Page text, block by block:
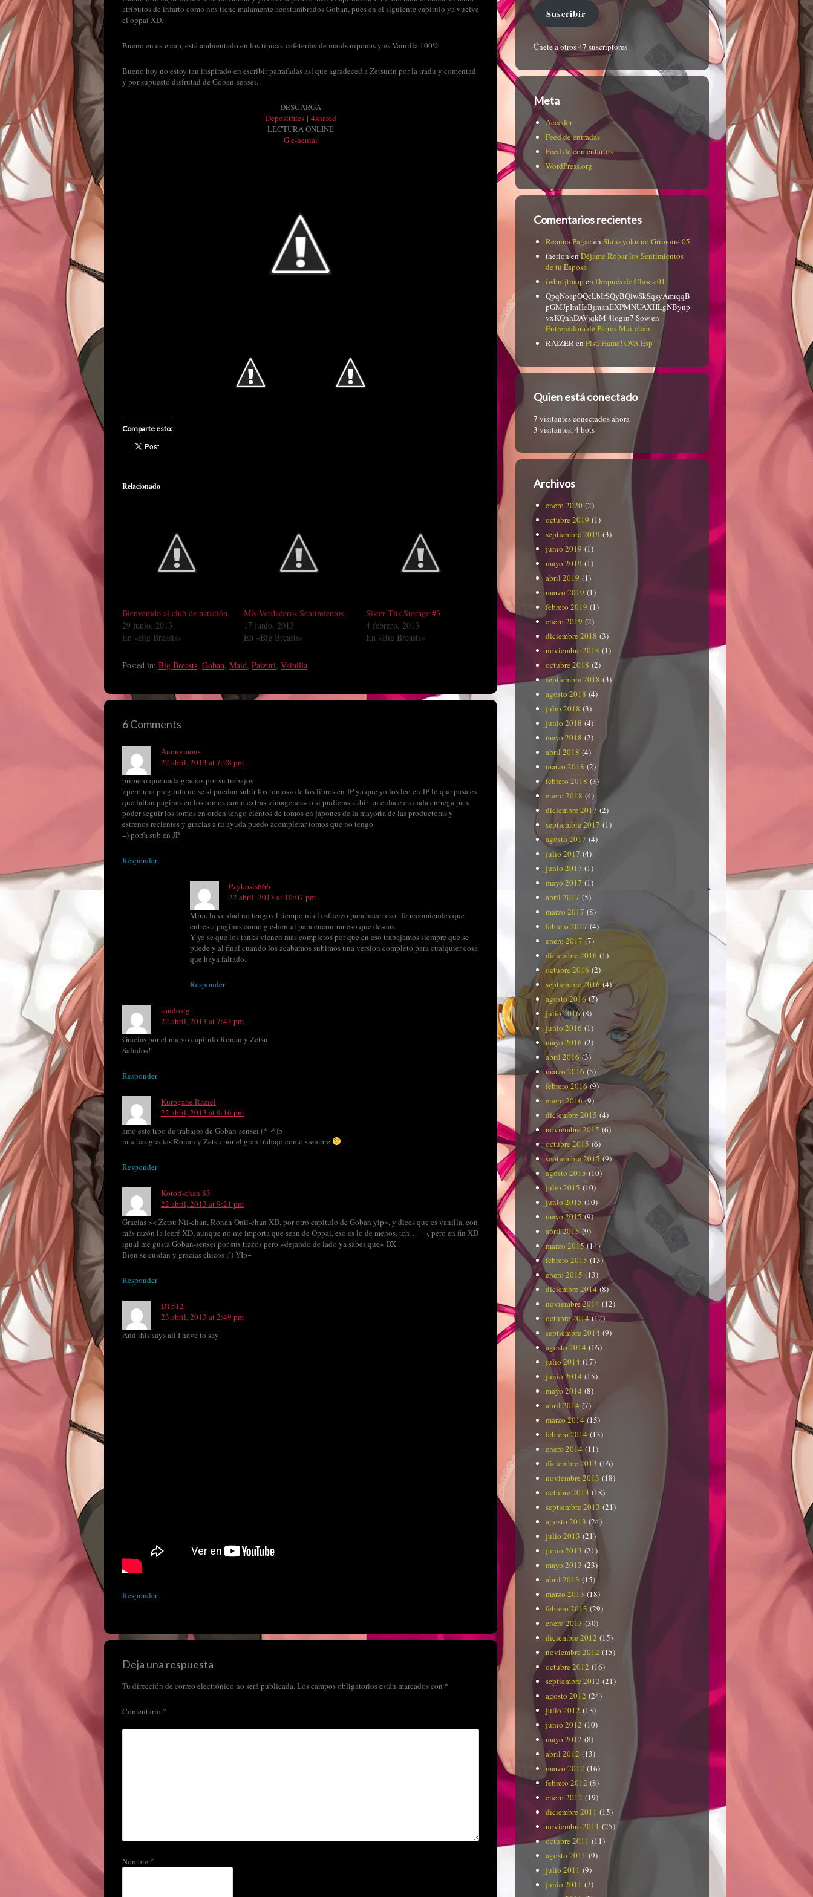
atributos de infarto como nos tiene malamente acostumbrados Goban, pues en el siguiente capítulo ya vuelve
el oppai XD.
Bueno en este cap, está ambientado en los típicas cafeterías de maids niponas y es Vainilla 100%.
Bueno hoy no estoy tan inspirado en escribir parrafadas así que agradeced a Zetsurin por la tradu y comentad
y por supuesto disfrutad de Goban-sensei.
DESCARGA
Depositfiles| 4shared
LECTURA ONLINE
G.e-hentai
Comparte esto:
Relacionado
Bienvenido al club de natación.
29 junio, 2013
En «Big Breasts»
Mis Verdaderos Sentimientos.
17 junio, 2013
En «Big Breasts»
Sister Tits Storage #3
4 febrero, 2013
En «Big Breasts»
Posted in: Big Breasts, Goban, Maid, Paizuri, Vainilla
6 Comments
Anonymous
22 abril, 2013 at 7:28 pm
primero que nada gracias por su trabajos
«pero una pregunta no se si puedan subir los tomos» de los libros en JP ya que yo los leo en JP lo que pasa es
que faltan paginas en los tomos como extras «imagenes» o si pudieras subir un enlace en cada entrega para
poder seguir los tomos en orden tengo cientos de tomos en japones de la mayoria de las productoras y
estrenos recientes y gracias a tu ayuda puedo acompletar tomos que no tengo
=) porfa sub en JP
Responder
Pzykosis666
22 abril, 2013 at 10:07 pm
Mira, la verdad no tengo el tiempo ni el esfuerzo para hacer eso. Te recomiendes que
entres a paginas como g.e-hentai para encontrar eso que deseas.
Y yo se que los tanks vienen mas completos por que en eso trabajamos siempre que se
puede y al final cuando los acabamos subimos una version completo para cualquier cosa
que haya faltado.
Responder
sandostg
22 abril, 2013 at 7:43 pm
Gracias por el nuevo capitulo Ronan y Zetsu.
Saludos!!
Responder
Kurogane Raziel
22 abril, 2013 at 9:16 pm
amo este tipo de trabajos de Goban-sensei (*¬*)b
muchas gracias Ronan y Zetsu por el gran trabajo como siempre
Responder
Kotori-chan 83
22 abril, 2013 at 9:21 pm
Gracias >< Zetsu Nii-chan, Ronan Onii-chan XD, por otro capitulo de Goban yip~, y dices que es vanilla, con
más razón la leeré XD, aunque no me importa que sean de Oppai, eso es lo de menos, tch… ¬¬, pero en fin XD
igual me gusta Goban-sensei por sus trazos pero »dejando de lado ya sabes que» DX
Bien se cuidan y gracias chicos ;’) YIp~
Responder
DT512
23 abril, 2013 at 2:49 pm
And this says all I have to say
Responder
Deja una respuesta
Tu dirección de correo electrónico no será publicada.Los campos obligatorios están marcados con *
Comentario *
Nombre *
Suscribir
Únete a otros 47 suscriptores
Meta
Acceder
Feed de entradas
Feed de comentarios
WordPress.org
Comentarios recientes
Reanna Pagac enShinkyoku no Grimoire 05
therionenDéjame Robar los Sentimientos
de tu Esposa
iwbntjtmop en Después de Clases 01
QpqNoapOQcLbIrSQyBQiwSkSqsyAmrqqB
pGMJpImHeBjmanEXPMNUAXHLgNBynp
vxKQnhDAVjqkM 4login7 Sowen
Entrenadora de Perros Mai-chan
RAIZERen Pisu Hame! OVA Esp
Quien está conectado
7 visitantes conectados ahora
3 visitantes,4 bots
Archivos
enero 2020 (2)
octubre 2019 (1)
septiembre 2019 (3)
junio 2019 (1)
mayo 2019 (1)
abril 2019 (1)
marzo 2019 (1)
febrero 2019 (1)
enero 2019 (2)
diciembre 2018 (3)
noviembre 2018 (1)
octubre 2018 (2)
septiembre 2018 (3)
agosto 2018 (4)
julio 2018 (3)
junio 2018 (4)
mayo 2018 (2)
abril 2018 (4)
marzo 2018 (2)
febrero 2018 (3)
enero 2018 (4)
diciembre 2017 (2)
septiembre 2017 (1)
agosto 2017 (4)
julio 2017 (4)
junio 2017 (1)
mayo 2017 (1)
abril 2017 (5)
marzo 2017 (8)
febrero 2017 (4)
enero 2017 (7)
diciembre 2016 (1)
octubre 2016 (2)
septiembre 2016(4)
agosto 2016(7)
julio 2016(8)
junio 2016 (1)
mayo 2016 (2)
abril 2016 (3)
marzo 2016 (5)
febrero 2016(9)
enero 2016(9)
diciembre 2015 (4)
noviembre 2015 (6)
octubre 2015 (6)
septiembre 2015 (9)
agosto 2015 (10)
julio 2015 (10)
junio 2015 (10)
mayo 2015(9)
abril 2015 (9)
marzo 2015(14)
febrero 2015 (13)
enero 2015 (13)
diciembre 2014 (8)
noviembre 2014 (12)
octubre 2014(12)
septiembre 2014 (9)
agosto 2014 (16)
julio 2014 (17)
junio 2014 (15)
mayo 2014 (8)
abril 2014 (7)
marzo 2014 (15)
febrero 2014 (13)
enero 2014 (11)
diciembre 2013 (16)
noviembre 2013 (18)
octubre 2013 (18)
septiembre 2013 (21)
agosto 2013 (24)
julio 2013 (21)
junio 2013 (21)
mayo 2013 (23)
abril 2013 (15)
marzo 2013 (18)
febrero 2013 (29)
enero 2013 (30)
diciembre 2012 (15)
noviembre 2012 (15)
octubre 2012 (16)
septiembre 2012 (21)
agosto 2012 (24)
julio 2012 (13)
junio 2012 (10)
mayo 2012 (8)
abril 2012 (13)
marzo 2012 (16)
febrero 2012 (8)
enero 2012 (19)
diciembre 2011 (15)
noviembre 2011 (25)
octubre 2011 (11)
agosto 2011 (9)
julio 2011 (9)
junio 2011 (7)